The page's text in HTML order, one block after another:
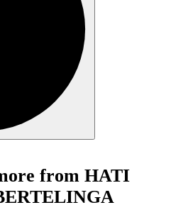
from HATI